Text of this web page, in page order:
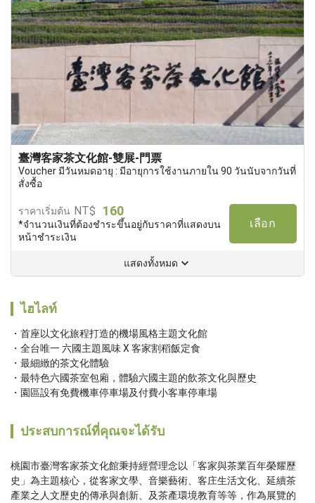
臺灣客家茶文化館-雙展-門票
Voucher มีวันหมดอายุ : มีอายุการใช้งานภายใน 90 วันนับจากวันที่
สั่งซื้อ
ราคาเริ่มต้น NT$ 160
*จำนวนเงินที่ต้องชำระขึ้นอยู่กับราคาที่แสดงบน
หน้าชำระเงิน
เลือก
แสดงทั้งหมด
ไฮไลท์
首座以文化旅程打造的機場風格主題文化館
全台唯一 六國主題風味 X 客家割稻飯定食
最細緻的茶文化體驗
最特色六國茶室包廂，體驗六國主題的飲茶文化與歷史
園區設有免費機車停車場及付費小客車停車場
ประสบการณ์ที่คุณจะได้รับ
桃園市臺灣客家茶文化館秉持經營理念以「客家與茶業百年榮耀歷
史」為主題核心，從客家文學、音樂藝術、客庄生活文化、延續茶
產業之人文歷史的傳承與創新、及茶產環境教育等等，作為展覽的